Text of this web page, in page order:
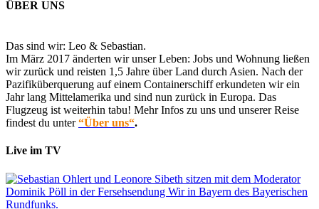
ÜBER UNS
Das sind wir: Leo & Sebastian.
Im März 2017 änderten wir unser Leben: Jobs und Wohnung ließen
wir zurück und reisten 1,5 Jahre über Land durch Asien. Nach der
Pazifiküberquerung auf einem Containerschiff erkundeten wir ein
Jahr lang Mittelamerika und sind nun zurück in Europa. Das
Flugzeug ist weiterhin tabu! Mehr Infos zu uns und unserer Reise
findest du unter“Über uns“.
Live im TV